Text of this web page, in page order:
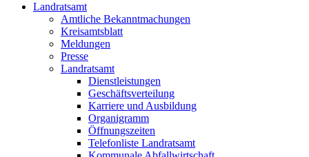
Landratsamt
Amtliche Bekanntmachungen
Kreisamtsblatt
Meldungen
Presse
Landratsamt
Dienstleistungen
Geschäftsverteilung
Karriere und Ausbildung
Organigramm
Öffnungszeiten
Telefonliste Landratsamt